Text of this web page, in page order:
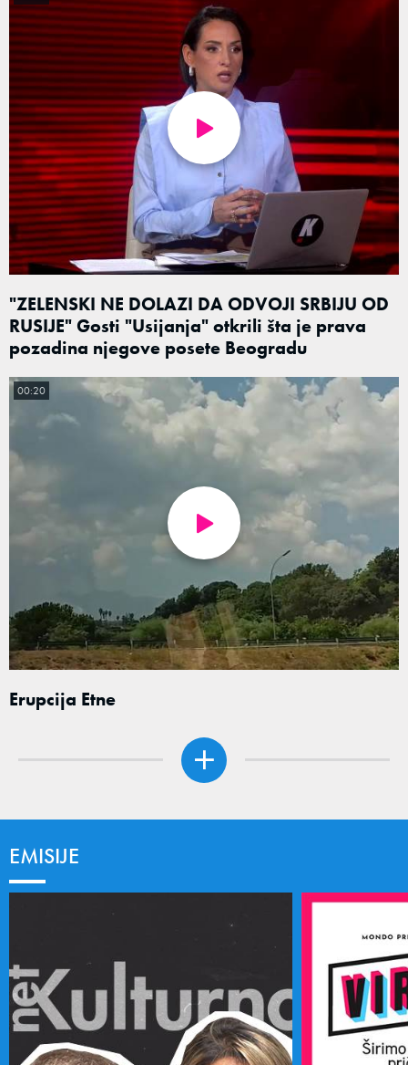
"ZELENSKI NE DOLAZI DA ODVOJI SRBIJU OD
RUSIJE" Gosti "Usijanja" otkrili šta je prava
pozadina njegove posete Beogradu
Erupcija Etne
00:20
EMISIJE